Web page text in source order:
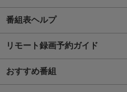
番組表ヘルプ
リモート録画予約ガイド
おすすめ番組